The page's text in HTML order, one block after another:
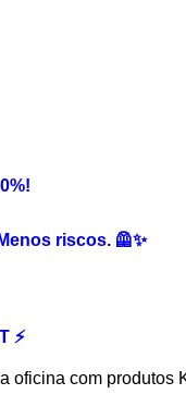
riscos. 🦺✨
⚡
oficina com